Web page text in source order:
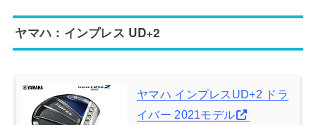
ヤマハ：インプレス UD+2
ヤマハ インプレスUD+2 ドラ
イバー 2021モデル